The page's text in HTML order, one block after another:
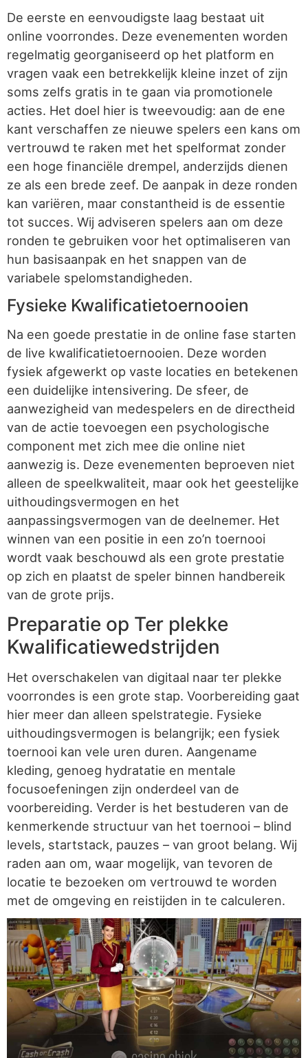
De eerste en eenvoudigste laag bestaat uit
online voorrondes. Deze evenementen worden
regelmatig georganiseerd op het platform en
vragen vaak een betrekkelijk kleine inzet of zijn
soms zelfs gratis in te gaan via promotionele
acties. Het doel hier is tweevoudig: aan de ene
kant verschaffen ze nieuwe spelers een kans om
vertrouwd te raken met het spelformat zonder
een hoge financiële drempel, anderzijds dienen
ze als een brede zeef. De aanpak in deze ronden
kan variëren, maar constantheid is de essentie
tot succes. Wij adviseren spelers aan om deze
ronden te gebruiken voor het optimaliseren van
hun basisaanpak en het snappen van de
variabele spelomstandigheden.
Fysieke Kwalificatietoernooien
Na een goede prestatie in de online fase starten
de live kwalificatietoernooien. Deze worden
fysiek afgewerkt op vaste locaties en betekenen
een duidelijke intensivering. De sfeer, de
aanwezigheid van medespelers en de directheid
van de actie toevoegen een psychologische
component met zich mee die online niet
aanwezig is. Deze evenementen beproeven niet
alleen de speelkwaliteit, maar ook het geestelijke
uithoudingsvermogen en het
aanpassingsvermogen van de deelnemer. Het
winnen van een positie in een zo’n toernooi
wordt vaak beschouwd als een grote prestatie
op zich en plaatst de speler binnen handbereik
van de grote prijs.
Preparatie op Ter plekke
Kwalificatiewedstrijden
Het overschakelen van digitaal naar ter plekke
voorrondes is een grote stap. Voorbereiding gaat
hier meer dan alleen spelstrategie. Fysieke
uithoudingsvermogen is belangrijk; een fysiek
toernooi kan vele uren duren. Aangename
kleding, genoeg hydratatie en mentale
focusoefeningen zijn onderdeel van de
voorbereiding. Verder is het bestuderen van de
kenmerkende structuur van het toernooi – blind
levels, startstack, pauzes – van groot belang. Wij
raden aan om, waar mogelijk, van tevoren de
locatie te bezoeken om vertrouwd te worden
met de omgeving en reistijden in te calculeren.